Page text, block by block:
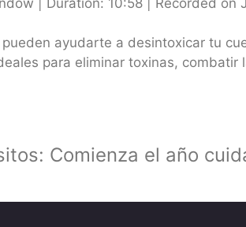
ayudarte a desintoxicar tu
para eliminar toxinas, combatir
Comienza el año